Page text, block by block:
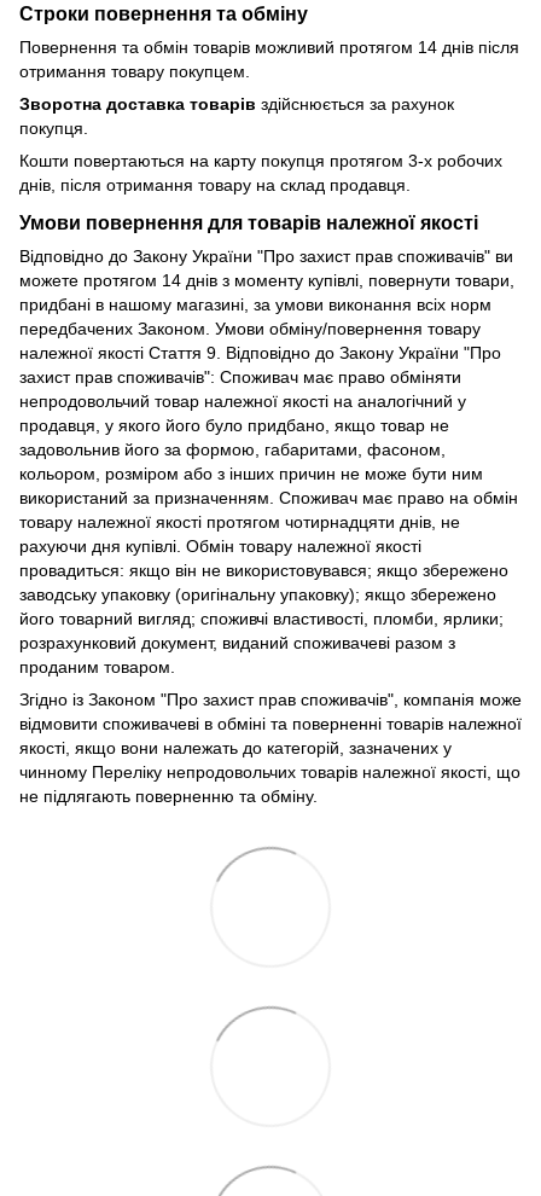
Строки повернення та обміну
Повернення та обмін товарів можливий протягом 14 днів після
отримання товару покупцем.
Зворотна доставка товарів здійснюється за рахунок
покупця.
Кошти повертаються на карту покупця протягом 3-х робочих
днів, після отримання товару на склад продавця.
Умови повернення для товарів належної якості
Відповідно до Закону України "Про захист прав споживачів" ви
можете протягом 14 днів з моменту купівлі, повернути товари,
придбані в нашому магазині, за умови виконання всіх норм
передбачених Законом. Умови обміну/повернення товару
належної якості Стаття 9. Відповідно до Закону України "Про
захист прав споживачів": Споживач має право обміняти
непродовольчий товар належної якості на аналогічний у
продавця, у якого його було придбано, якщо товар не
задовольнив його за формою, габаритами, фасоном,
кольором, розміром або з інших причин не може бути ним
використаний за призначенням. Споживач має право на обмін
товару належної якості протягом чотирнадцяти днів, не
рахуючи дня купівлі. Обмін товару належної якості
провадиться: якщо він не використовувався; якщо збережено
заводську упаковку (оригінальну упаковку); якщо збережено
його товарний вигляд; споживчі властивості, пломби, ярлики;
розрахунковий документ, виданий споживачеві разом з
проданим товаром.
Згідно із Законом "Про захист прав споживачів", компанія може
відмовити споживачеві в обміні та поверненні товарів належної
якості, якщо вони належать до категорій, зазначених у
чинному Переліку непродовольчих товарів належної якості, що
не підлягають поверненню та обміну.